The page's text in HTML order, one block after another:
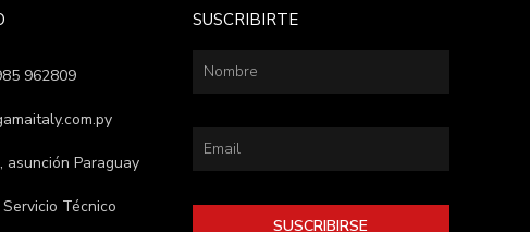
962809
asunción Paraguay
Técnico
SUSCRIBIRTE
SUSCRIBIRSE